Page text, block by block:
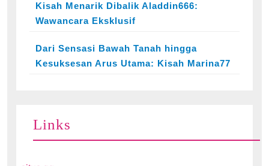
Kisah Menarik Dibalik Aladdin666:
Wawancara Eksklusif
Dari Sensasi Bawah Tanah hingga
Kesuksesan Arus Utama: Kisah Marina77
Links